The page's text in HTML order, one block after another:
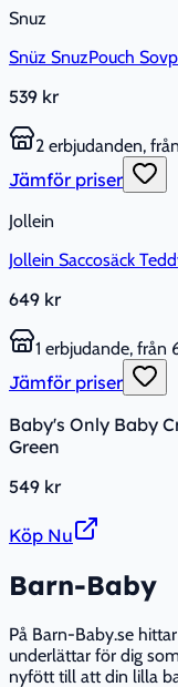
Snuz
Snüz SnuzPouch
539 kr
2 erbjudanden,
Jämför priser
Jollein
Jollein Saccosäck
649 kr
1 erbjudande, från
Jämför priser
Baby's Only Baby
Green
549 kr
Köp Nu
Barn-Baby
På Barn-Baby.se
underlättar för dig
nyfött till att din lilla